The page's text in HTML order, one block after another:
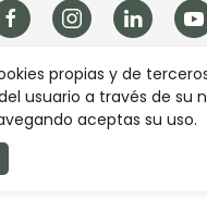
propias y de
usuario a través de su
aceptas su uso.